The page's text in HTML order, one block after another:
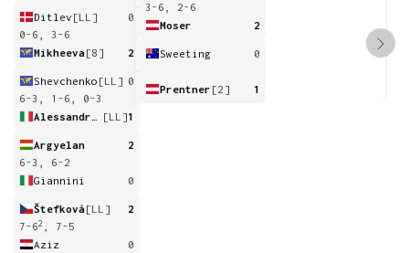
Ditlev [LL]
0
0-6, 3-6
Mikheeva[8] 2
Shevchenko [LL] 0
6-3, 1-6, 0-3
[LL]1
Argyelan
2
6-3, 6-2
Giannini
0
Štefková[LL]
2
7-62
, 7-5
Aziz
0
3-6, 2-6
Moser
2
Sweeting 0
Prentner [2] 1